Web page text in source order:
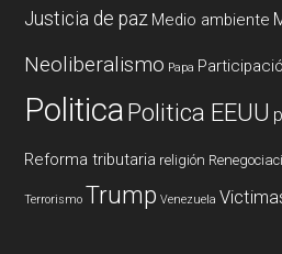
Justicia de paz Medio ambiente
Neoliberalismo Papa
PoliticaPolitica EEUU
Reforma tributaria religión
Terrorismo Trump Venezuela